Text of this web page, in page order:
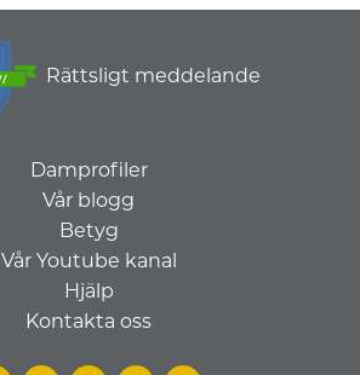
Rättsligt meddelande
Damprofiler
Vår blogg
Betyg
Vår Youtube kanal
Hjälp
Kontakta oss